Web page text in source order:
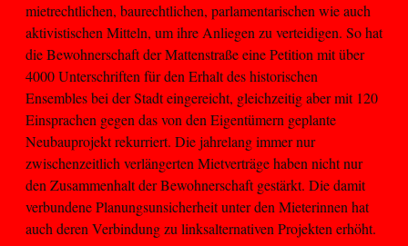
mietrechtlichen, baurechtlichen, parlamentarischen wie auch
aktivistischen Mitteln, um ihre Anliegen zu verteidigen. So hat
die Bewohnerschaft der Mattenstraße eine Petition mit über
4000 Unterschriften für den Erhalt des historischen
Ensembles bei der Stadt eingereicht, gleichzeitig aber mit 120
Einsprachen gegen das von den Eigentümern geplante
Neubauprojekt rekurriert. Die jahrelang immer nur
zwischenzeitlich verlängerten Mietverträge haben nicht nur
den Zusammenhalt der Bewohnerschaft gestärkt. Die damit
verbundene Planungsunsicherheit unter den Mieterinnen hat
auch deren Verbindung zu linksalternativen Projekten erhöht.